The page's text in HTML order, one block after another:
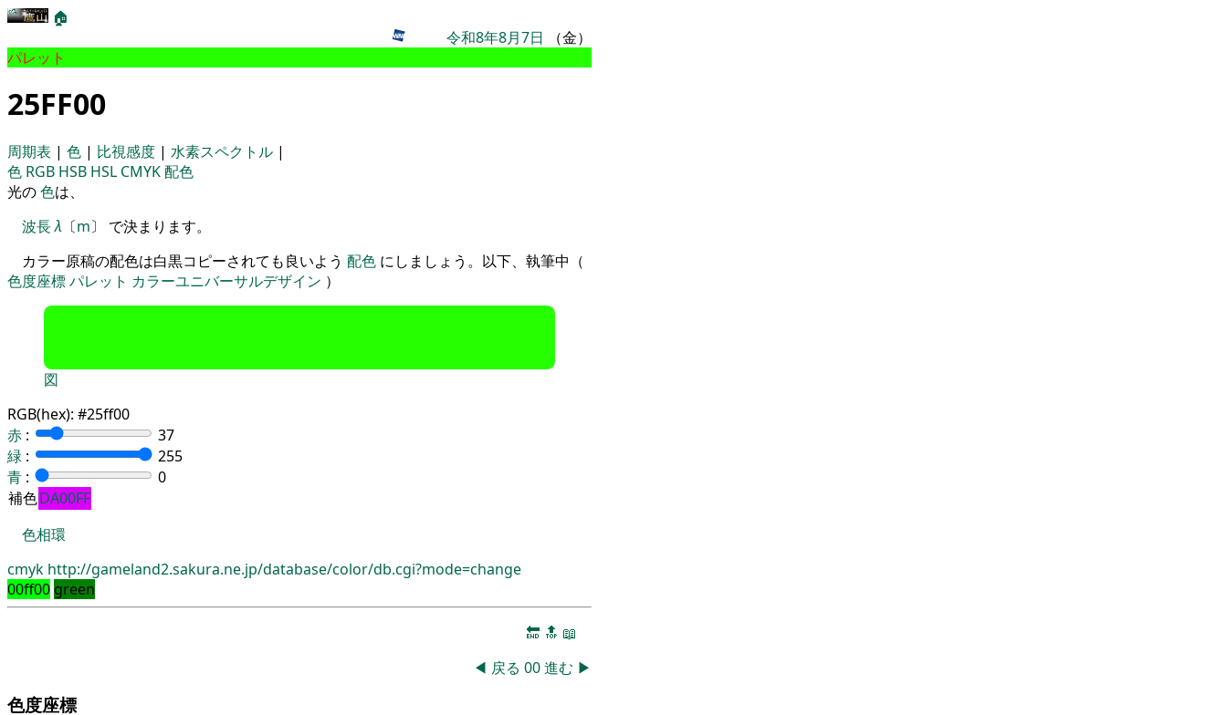
🏠
令和8年8月7日 （金）
パレット
25FF00
周期表 | 色 | 比視感度 | 水素スペクトル |
色 RGB HSB HSL CMYK配色
光の色は、
波長λ 〔m〕 で決まります。
カラー原稿の配色は白黒コピーされても良いよう 配色 にしましょう。以下、執筆中（
色度座標パレット カラーユニバーサルデザイン ）
図
RGB(hex): #25ff00
赤 :
37
緑 :
255
青 :
0
補色DA00FF
色相環
cmyk http://gameland2.sakura.ne.jp/database/color/db.cgi?mode=change
00ff00 green
🔚 🔝 📖
◀ 戻る 00進む ▶
色度座標